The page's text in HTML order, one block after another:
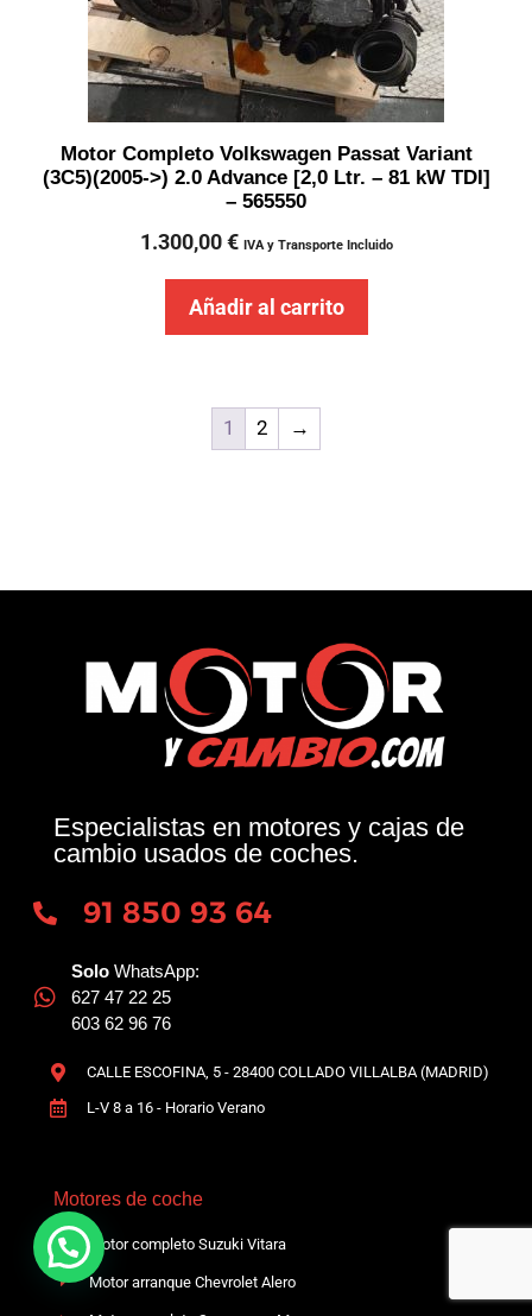
Motor Completo Volkswagen Passat Variant
(3C5)(2005->) 2.0 Advance [2,0 Ltr. – 81 kW TDI]
– 565550
1.300,00€ IVA y Transporte Incluido
Añadir al carrito
1 2 →
Especialistas en motores y cajas de
cambio usados de coches.
91 850 93 64
Solo WhatsApp:
627 47 22 25
603 62 96 76
CALLE ESCOFINA, 5 - 28400 COLLADO VILLALBA (MADRID)
L-V 8 a 16 - Horario Verano
Motores de coche
Motor completo Suzuki Vitara
Motor arranque Chevrolet Alero